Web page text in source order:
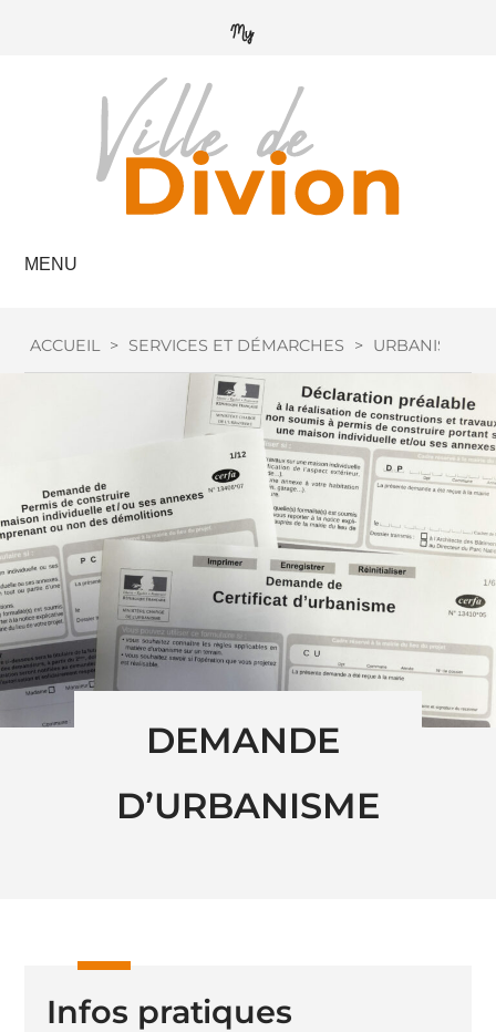
MENU
ACCUEIL > SERVICES ET DÉMARCHES > URBANISME
DEMANDE
D’URBANISME
Infos pratiques